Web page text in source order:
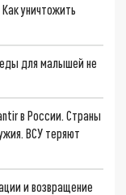
уничтожить
для малышей не
в России. Страны
ВСУ теряют
и возвращение